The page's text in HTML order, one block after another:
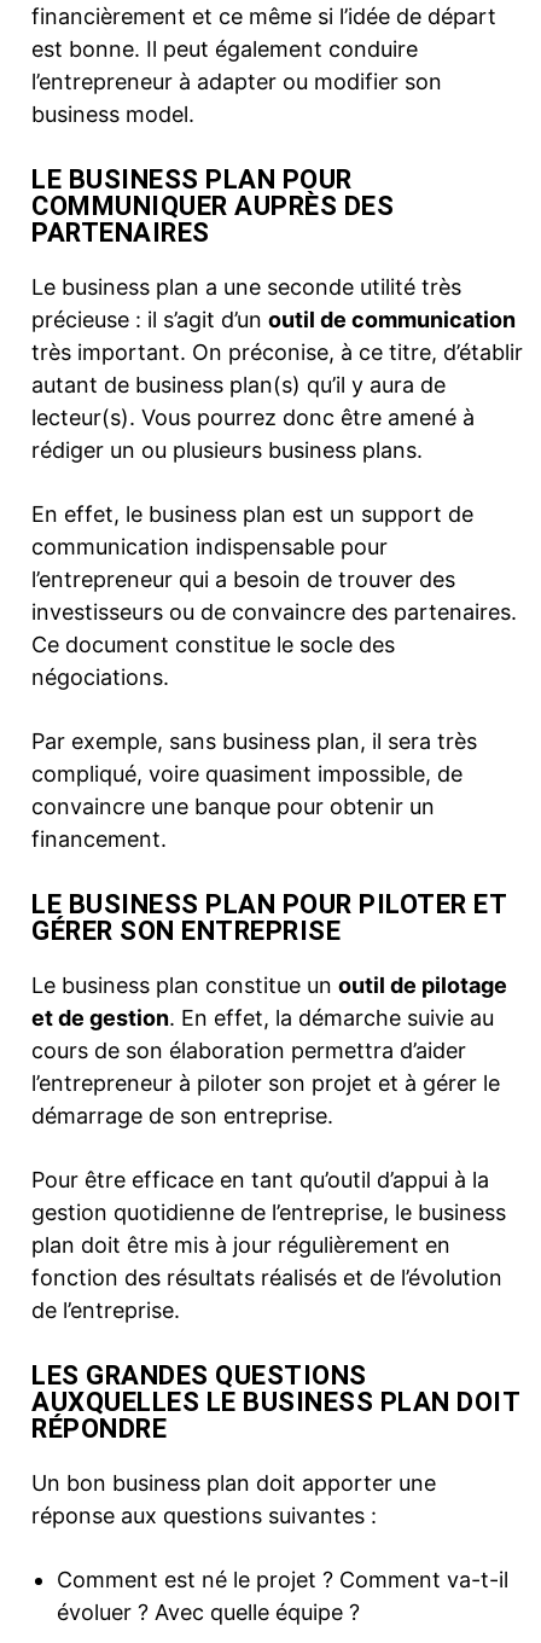
financièrement et ce même si l’idée de départ
est bonne. Il peut également conduire
l’entrepreneur à adapter ou modifier son
business model.
LE BUSINESS PLAN POUR
COMMUNIQUER AUPRÈS DES
PARTENAIRES
Le business plan a une seconde utilité très
précieuse : il s’agit d’un outil de communication
très important. On préconise, à ce titre, d’établir
autant de business plan(s) qu’il y aura de
lecteur(s). Vous pourrez donc être amené à
rédiger un ou plusieurs business plans.
En effet, le business plan est un support de
communication indispensable pour
l’entrepreneur qui a besoin de trouver des
investisseurs ou de convaincre des partenaires.
Ce document constitue le socle des
négociations.
Par exemple, sans business plan, il sera très
compliqué, voire quasiment impossible, de
convaincre une banque pour obtenir un
financement.
LE BUSINESS PLAN POUR PILOTER ET
GÉRER SON ENTREPRISE
Le business plan constitue un outil de pilotage
et de gestion. En effet, la démarche suivie au
cours de son élaboration permettra d’aider
l’entrepreneur à piloter son projet et à gérer le
démarrage de son entreprise.
Pour être efficace en tant qu’outil d’appui à la
gestion quotidienne de l’entreprise, le business
plan doit être mis à jour régulièrement en
fonction des résultats réalisés et de l’évolution
de l’entreprise.
LES GRANDES QUESTIONS
AUXQUELLES LE BUSINESS PLAN DOIT
RÉPONDRE
Un bon business plan doit apporter une
réponse aux questions suivantes :
Comment est né le projet ? Comment va-t-il
évoluer ? Avec quelle équipe ?